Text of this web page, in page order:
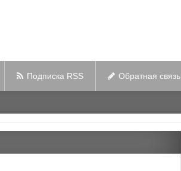
Подписка RSS Обратная связь